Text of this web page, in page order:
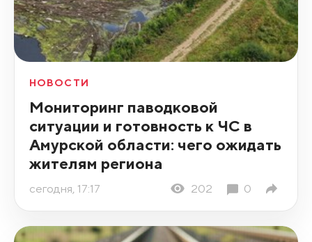
НОВОСТИ
Мониторинг паводковой
ситуации и готовность к ЧС в
Амурской области: чего ожидать
жителям региона
сегодня, 17:17 202 0